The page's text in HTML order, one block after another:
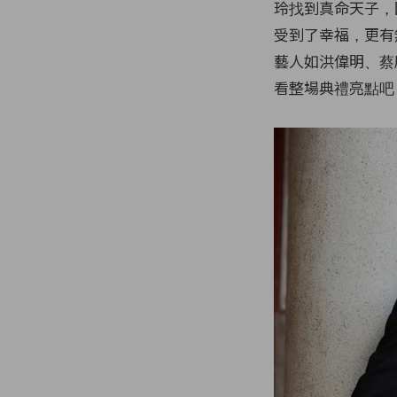
玲找到真命天子
受到了幸福，更
藝人如洪偉明、
看整場典禮亮點